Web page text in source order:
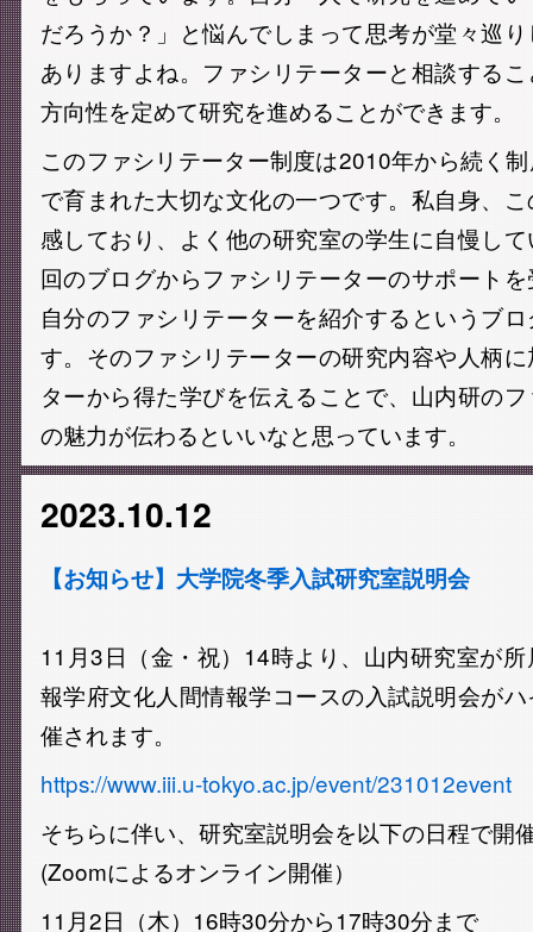
だろうか？」と悩んでしまって思考が堂々巡
ありますよね。ファシリテーターと相談する
方向性を定めて研究を進めることができます。
このファシリテーター制度は2010年から続く
で育まれた大切な文化の一つです。私自身、
感しており、よく他の研究室の学生に自慢し
回のブログからファシリテーターのサポート
自分のファシリテーターを紹介するというブ
す。そのファシリテーターの研究内容や人柄
ターから得た学びを伝えることで、山内研の
の魅力が伝わるといいなと思っています。
2023.10.12
【お知らせ】大学院冬季入試研究室説明会
11月3日（金・祝）14時より、山内研究室が
報学府文化人間情報学コースの入試説明会が
催されます。
https://www.iii.u-tokyo.ac.jp/event/231012event
そちらに伴い、研究室説明会を以下の日程で開
(Zoomによるオンライン開催）
11月2日（木）16時30分から17時30分まで